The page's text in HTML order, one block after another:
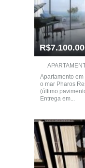
Apartamento
o mar Pharos
(último
Entrega em...